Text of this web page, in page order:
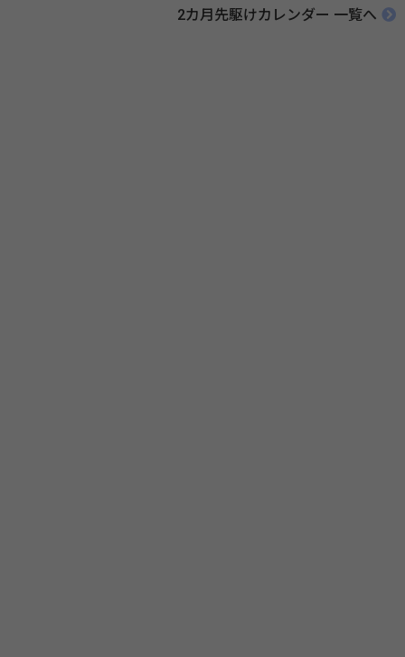
法人 骨粗鬆症財団 世界骨粗鬆症デー（WOD）2カ月先駆けカレンダー 一覧へ